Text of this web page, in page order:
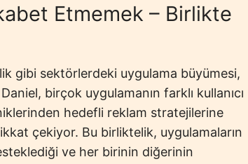
Etmemek – Birlikte
gibi sektörlerdeki uygulama büyümesi,
birçok uygulamanın farklı kullanıcı
hedefli reklam stratejilerine
çekiyor. Bu birliktelik, uygulamaların
ve her birinin diğerinin